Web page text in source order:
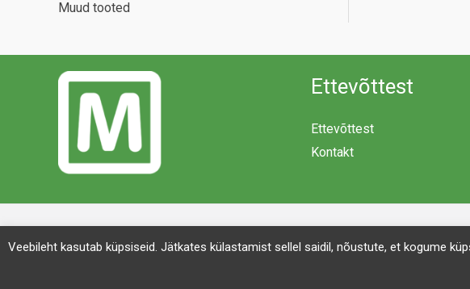
Muud tooted
Ettevõttest
Ettevõttest
Kontakt
Veebileht kasutab küpsiseid. Jätkates külastamist sellel saidil, nõustute, et kogume